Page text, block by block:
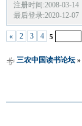
注册时间:2008-03-14
最后登录:2020-12-07
« 2 3 4 5
三农中国读书论坛»